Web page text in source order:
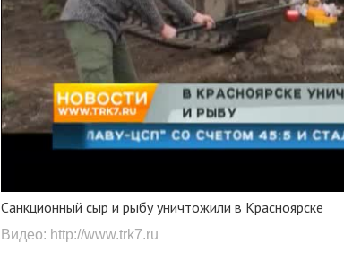
Санкционный сыр и рыбу уничтожили в Красноярске
Видео: http://www.trk7.ru